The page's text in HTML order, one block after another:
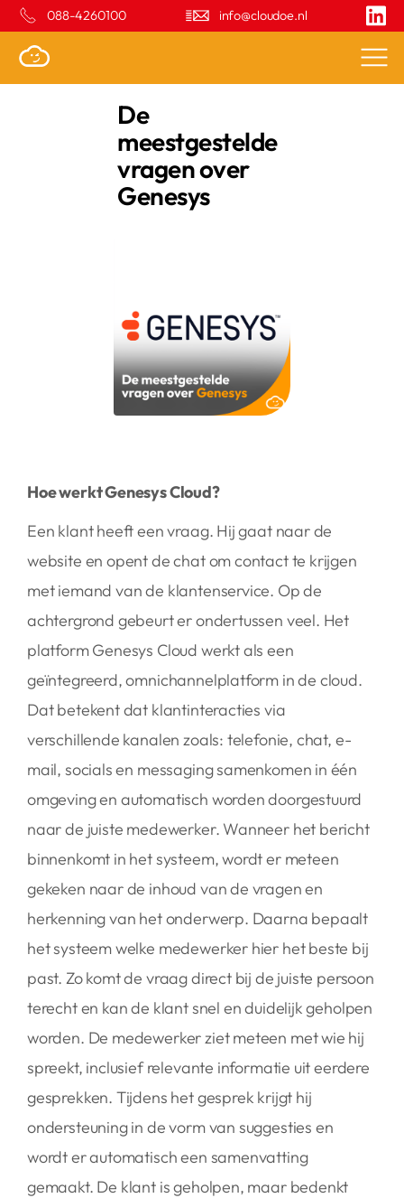
088-4260100 info@cloudoe.nl
De
meestgestelde
vragen over
Genesys
Hoe werkt Genesys Cloud?
Een klant heeft een vraag. Hij gaat naar de
website en opent de chat om contact te krijgen
met iemand van de klantenservice. Op de
achtergrond gebeurt er ondertussen veel. Het
platform Genesys Cloud werkt als een
geïntegreerd, omnichannelplatform in de cloud.
Dat betekent dat klantinteracties via
verschillende kanalen zoals: telefonie, chat, e-
mail, socials en messaging samenkomen in één
omgeving en automatisch worden doorgestuurd
naar de juiste medewerker. Wanneer het bericht
binnenkomt in het systeem, wordt er meteen
gekeken naar de inhoud van de vragen en
herkenning van het onderwerp. Daarna bepaalt
het systeem welke medewerker hier het beste bij
past. Zo komt de vraag direct bij de juiste persoon
terecht en kan de klant snel en duidelijk geholpen
worden. De medewerker ziet meteen met wie hij
spreekt, inclusief relevante informatie uit eerdere
gesprekken. Tijdens het gesprek krijgt hij
ondersteuning in de vorm van suggesties en
wordt er automatisch een samenvatting
gemaakt. De klant is geholpen, maar bedenkt